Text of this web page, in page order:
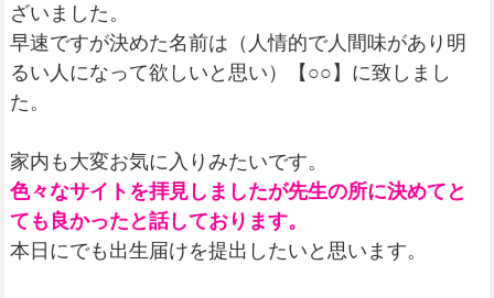
ざいました。
早速ですが決めた名前は（人情的で人間味があり明
るい人になって欲しいと思い）【○○】に致しまし
た。
家内も大変お気に入りみたいです。
色々なサイトを拝見しましたが先生の所に決めてと
ても良かったと話しております。
本日にでも出生届けを提出したいと思います。